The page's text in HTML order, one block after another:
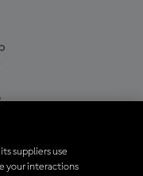
suppliers use
your interactions